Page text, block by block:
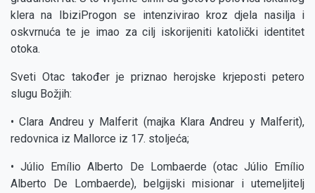
klera na IbiziProgon se intenzivirao kroz djela nasilja i
oskvrnuća te je imao za cilj iskorijeniti katolički identitet
otoka.
Sveti Otac također je priznao herojske krjeposti petero
slugu Božjih:
• Clara Andreu y Malferit (majka Klara Andreu y Malferit),
redovnica iz Mallorce iz 17. stoljeća;
• Júlio Emílio Alberto De Lombaerde (otac Júlio Emílio
Alberto De Lombaerde), belgijski misionar i utemeljitelj